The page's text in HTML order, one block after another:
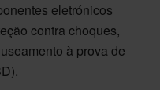
eletrónicos
contra choques,
à prova de